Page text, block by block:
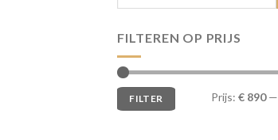
FILTEREN OP PRIJS
Min.
prijs
Max.
prijsFILTER Prijs: € 890—